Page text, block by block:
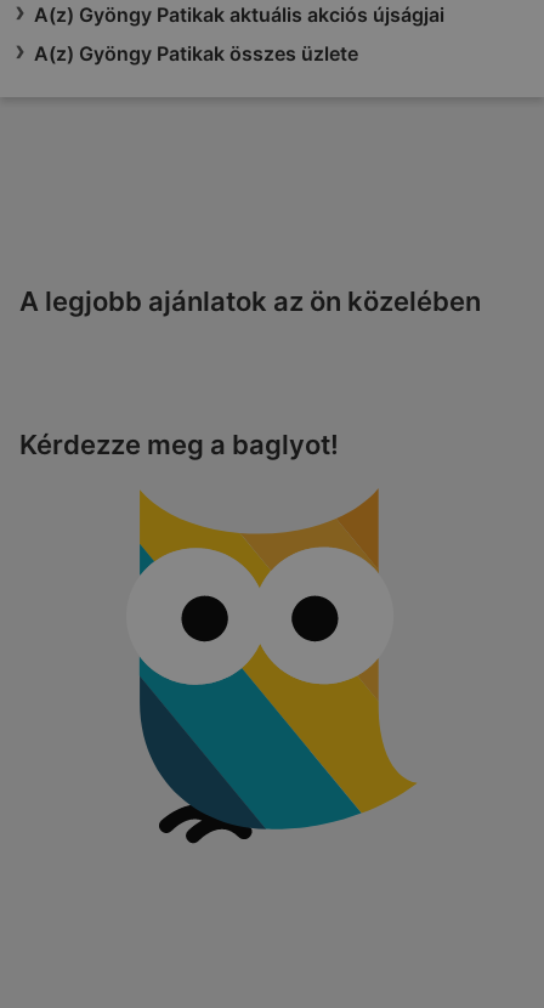
A(z) Gyöngy Patikak aktuális akciós újságjai
A(z) Gyöngy Patikak összes üzlete
A legjobb ajánlatok az ön közelében
Kérdezze meg a baglyot!